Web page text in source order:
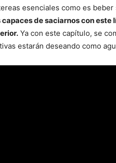
esenciales como es
capaces de saciarnos con
Ya con este capítulo, se
estarán deseando como